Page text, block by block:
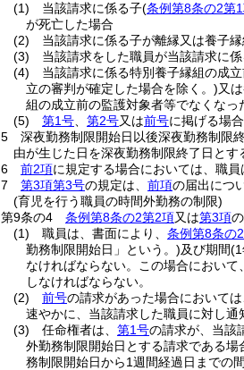
(1)
当該請求に係る子(条例第8条の2第
が死亡した場合
(2)
当該請求に係る子が離縁又は養子
(3)
当該請求をした職員が当該請求に
(4)
当該請求に係る特別養子縁組の成
立の審判が確定した場合を除く。)又
組の成立前の監護対象者等でなくなっ
(5)
第1号 第2号又は前号に掲げる場
5
深夜勤務制限開始日以後深夜勤務制限
由が生じた日を深夜勤務制限終了日とす
6
前2項に規定する場合においては、職員
7
第3項第3号の規定は、 前項の届出につ
(育児を行う職員の時間外勤務の制限)
第9条の4
条例第8条の2第2項又は第3項
(1)
職員は、書面により、 条例第8条の
勤務制限開始日」という。)及び期間(1
なければならない。
この場合において、
しなければならない。
(2)
前号の請求があった場合においては
速やかに、当該請求した職員に対し通
(3)
任命権者は、 第1号の請求が、当該
外勤務制限開始日とする請求である場
務制限開始日から1週間経過日までの